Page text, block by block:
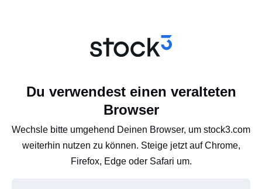
Du verwendest einen veralteten
Browser
Wechsle bitte umgehend Deinen Browser, um stock3.com
weiterhin nutzen zu können. Steige jetzt auf Chrome,
Firefox, Edge oder Safari um.